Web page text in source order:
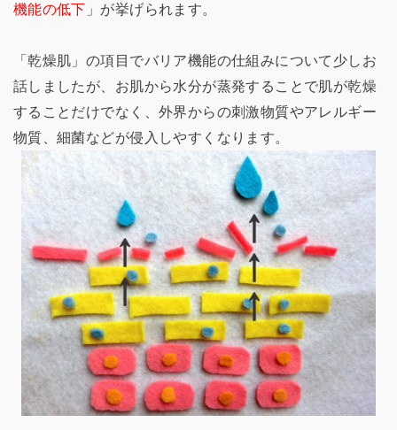
機能の低下 」が挙げられます。
「乾燥肌」の項目でバリア機能の仕組みについて少しお
話しましたが、お肌から水分が蒸発することで肌が乾燥
することだけでなく、外界からの刺激物質やアレルギー
物質、細菌などが侵入しやすくなります。